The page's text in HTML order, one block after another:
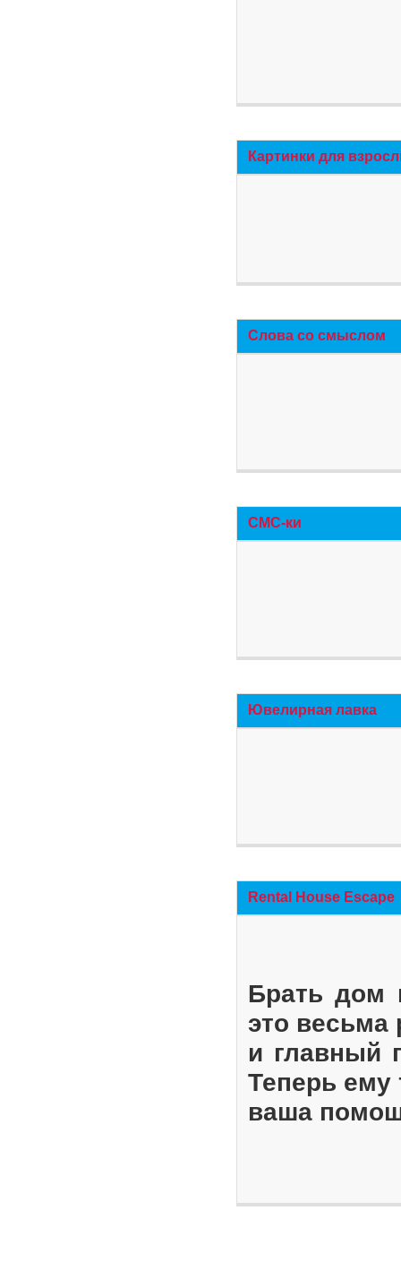
Картинки для
Слова со смыслом
СМС-ки
Ювелирная лавка
Rental House Escape
Брать дом
это весьма
и главный
Теперь ему
ваша